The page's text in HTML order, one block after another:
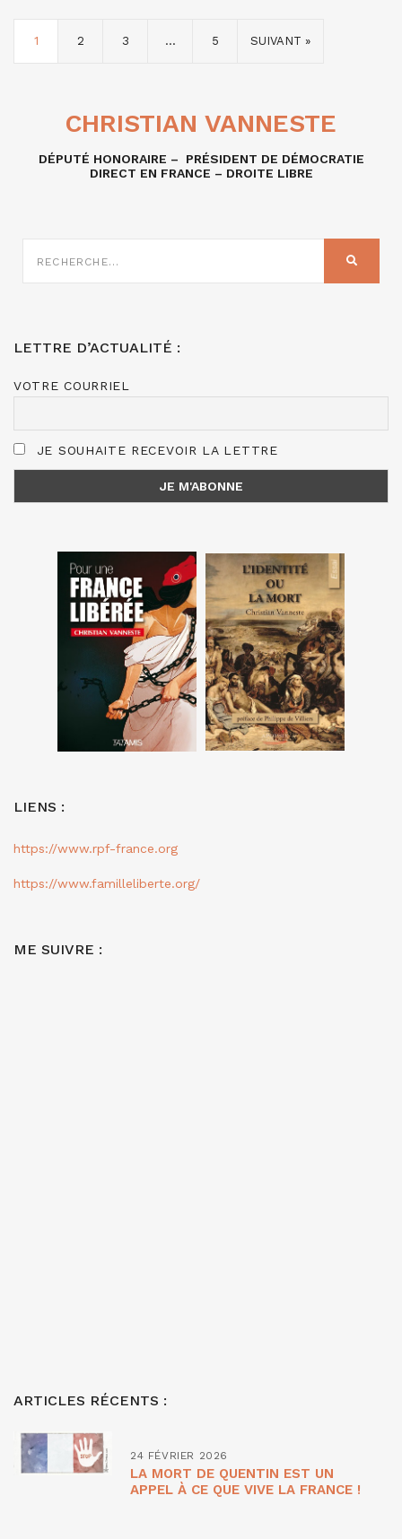
1 2 3 … 5 SUIVANT »
CHRISTIAN VANNESTE
DÉPUTÉ HONORAIRE – PRÉSIDENT DE DÉMOCRATIE
DIRECT EN FRANCE – DROITE LIBRE
SUR
LETTRE D’ACTUALITÉ :
VOTRE COURRIEL
JE SOUHAITE RECEVOIR LA LETTRE
LIENS :
https://www.rpf-france.org
https://www.familleliberte.org/
ME SUIVRE :
ARTICLES RÉCENTS :
24 FÉVRIER 2026
LA MORT DE QUENTIN EST UN
APPEL À CE QUE VIVE LA FRANCE !